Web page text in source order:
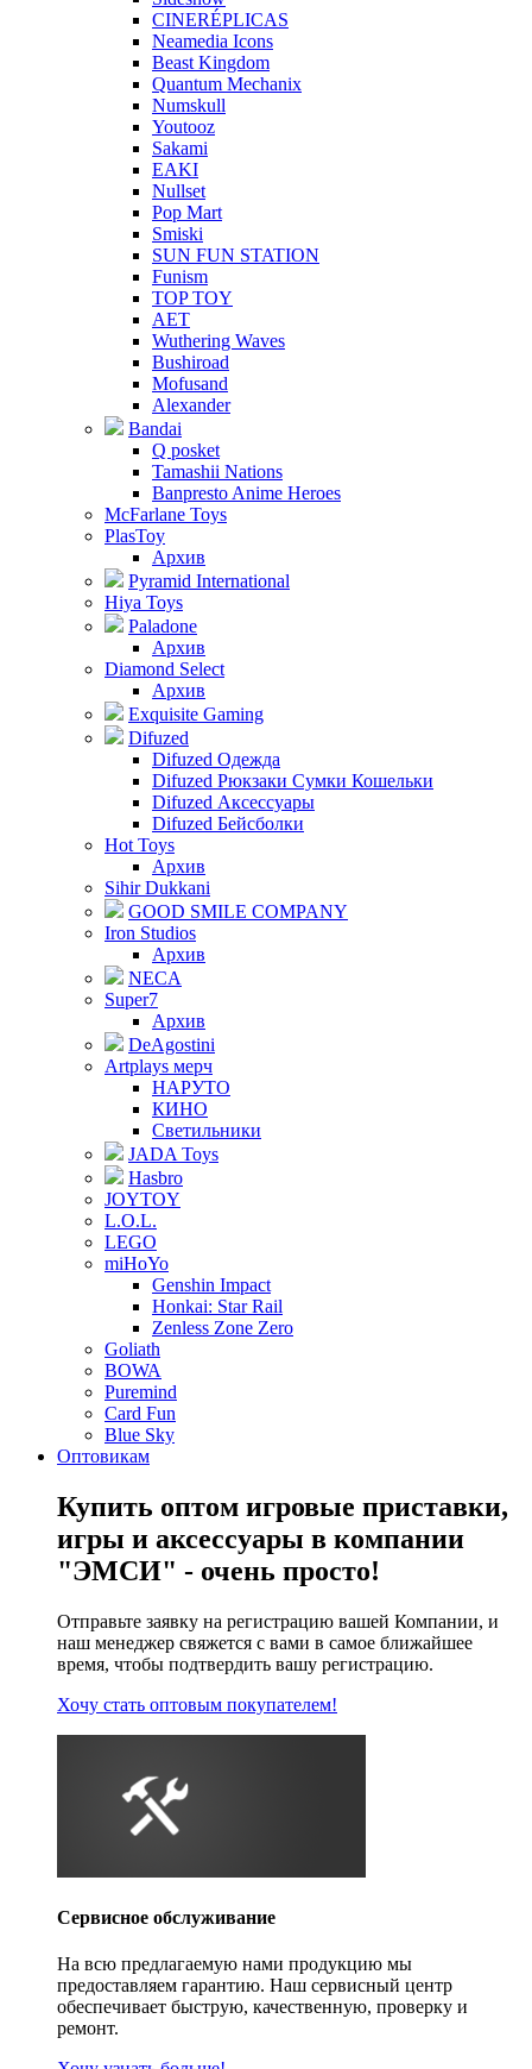
CINERÉPLICAS
Neamedia Icons
Beast Kingdom
Quantum Mechanix
Numskull
Youtooz
Sakami
EAKI
Nullset
Pop Mart
Smiski
SUN FUN STATION
Funism
TOP TOY
AET
Wuthering Waves
Bushiroad
Mofusand
Alexander
Bandai
Q posket
Tamashii Nations
Banpresto Anime Heroes
McFarlane Toys
PlasToy
Архив
Pyramid International
Hiya Toys
Paladone
Архив
Diamond Select
Архив
Exquisite Gaming
Difuzed
Difuzed Одежда
Difuzed Рюкзаки Сумки Кошельки
Difuzed Аксессуары
Difuzed Бейсболки
Hot Toys
Архив
Sihir Dukkani
GOOD SMILE COMPANY
Iron Studios
Архив
NECA
Super7
Архив
DeAgostini
Artplays мерч
НАРУТО
КИНО
Светильники
JADA Toys
Hasbro
JOYTOY
L.O.L.
LEGO
miHoYo
Genshin Impact
Honkai: Star Rail
Zenless Zone Zero
Goliath
BOWA
Puremind
Card Fun
Blue Sky
Оптовикам
Купить оптом игровые приставки,
игры и аксессуары в компании
"ЭМСИ" - очень просто!
Отправьте заявку на регистрацию вашей Компании, и
наш менеджер свяжется с вами в самое ближайшее
время, чтобы подтвердить вашу регистрацию.
Хочу стать оптовым покупателем!
Сервисное обслуживание
На всю предлагаемую нами продукцию мы
предоставляем гарантию. Наш сервисный центр
обеспечивает быструю, качественную, проверку и
ремонт.